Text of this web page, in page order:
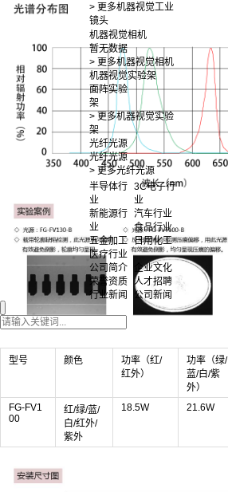
> 更多机器视觉工业
镜头
机器视觉相机
暂无数据
> 更多机器视觉相机
机器视觉实验架
面阵实验
架
> 更多机器视觉实验
架
光纤光源
光纤光源
> 更多光纤光源
半导体行
业
3C电子行
业
新能源行
业
汽车行业
食品行业
五金加工 日用化工
医疗行业
公司简介
企业文化
荣誉资质
人才招聘
行业新闻
公司新闻
型号 颜色
功率（红/
红外）
功率（绿/
蓝/白/紫
外）
FG-FV1
00
红/绿/蓝/
白/红外/
紫外
18.5W 21.6W